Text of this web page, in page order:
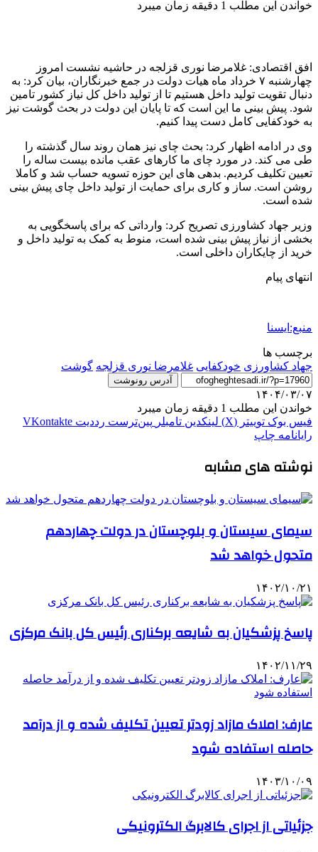
خواندن این مطلب 1 دقیقه زمان میبرد
افق اقتصادی: غلامرضا نوری قزلجه در حاشیه نشست امروز
چهارشنبه ۷ خرداد ماه هیات دولت در جمع خبرنگاران، بیان کرد: به
دنبال تقویت تولید داخل هستیم تا از تولید داخل کل نیاز کشور تامین
شود. پیش بینی ما این است که تا پایان این دولت در بحث گوشت نیز
به خودکفایی کامل دست پیدا کنیم.
وی در ادامه اظهار کرد: بحث چای نیز همان روند سال گذشته را
طی می کند. در مورد چای ما کارهای عقب مانده بیست ساله را
تعیین تکلیف کردیم. بدهی های این حوزه تسویه حساب شد و کاملا
روشن است. ساز و کاری برای حمایت از تولید داخل چای پیش بینی
شده است.
وزیر جهاد کشاورزی تصریح کرد: وارداتی که برای پاسخگویی به
بخشی از نیاز پیش بینی شده است، منوط به کمک به تولید داخل و
خرید از چایکاران داخلی است.
انتهای پیام
منبع:ایسنا
برچسب ها
جهاد کشاورزی خودکفایی غلامرضا نوری قزلجه گوشت
آدرس رونوشت
۱۴۰۴/۰۳/۰۷
خواندن این مطلب 1 دقیقه زمان میبرد
فیس بوک توییتر (X) لینکدین ‫تامبلر ‫پین‌ترست ‫رددیت ‫VKontakte
رایانامه چاپ
نوشته های مشابه
سیمای سیستان و بلوچستان در دولت چهاردهم
متحول خواهد شد
۱۴۰۲/۱۰/۲۱
پاسخ پزشکیان به شایعه برکناری رئیس کل بانک مرکزی
۱۴۰۲/۱۱/۲۹
عارف: املاک مازاد زودتر تعیین تکلیف شده و از درآمد
حاصله استفاده شود
۱۴۰۳/۱۰/۰۹
جزئیاتی از اجرای کالابرگ الکترونیکی